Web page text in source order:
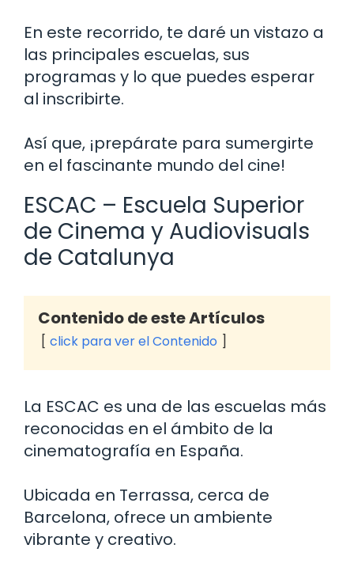
En este recorrido, te daré un vistazo a
las principales escuelas, sus
programas y lo que puedes esperar
al inscribirte.
Así que, ¡prepárate para sumergirte
en el fascinante mundo del cine!
ESCAC – Escuela Superior
de Cinema y Audiovisuals
de Catalunya
Contenido de este Artículos
click para ver el Contenido
La ESCAC es una de las escuelas más
reconocidas en el ámbito de la
cinematografía en España.
Ubicada en Terrassa, cerca de
Barcelona, ofrece un ambiente
vibrante y creativo.